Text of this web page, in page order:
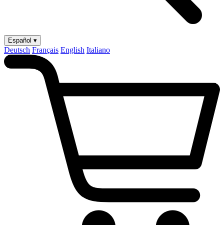
Español ▾
Deutsch Français English Italiano